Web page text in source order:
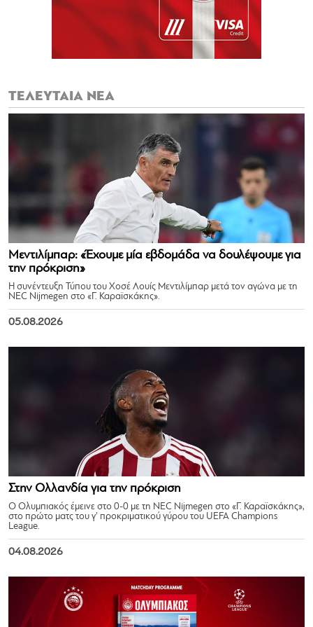
ΤΕΛΕΥΤΑΙΑ ΝΕΑ
Μεντιλίμπαρ: «Έχουμε μία εβδομάδα να δουλέψουμε για
την πρόκριση»
Η συνέντευξη Τύπου του Χοσέ Λουίς Μεντιλίμπαρ μετά τον αγώνα με τη
NEC Nijmegen στο «Γ. Καραϊσκάκης».
05.08.2026
Στην Ολλανδία για την πρόκριση
Ο Ολυμπιακός έμεινε στο 0-0 με τη NEC Nijmegen στο «Γ. Καραϊσκάκης»,
στο πρώτο ματς του γ’ προκριματικού γύρου του UEFA Champions
League.
04.08.2026